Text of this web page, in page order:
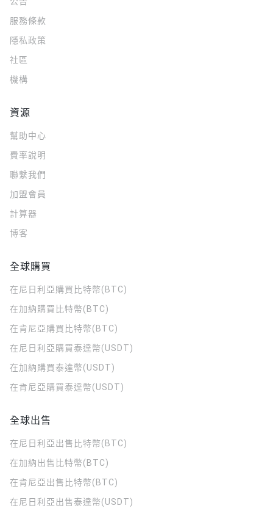
服務條款
隱私政策
社區
機構
資源
幫助中心
費率說明
聯繫我們
加盟會員
計算器
博客
全球購買
在尼日利亞購買比特幣(BTC)
在加納購買比特幣(BTC)
在肯尼亞購買比特幣(BTC)
在尼日利亞購買泰達幣(USDT)
在加納購買泰達幣(USDT)
在肯尼亞購買泰達幣(USDT)
全球出售
在尼日利亞出售比特幣(BTC)
在加納出售比特幣(BTC)
在肯尼亞出售比特幣(BTC)
在尼日利亞出售泰達幣(USDT)